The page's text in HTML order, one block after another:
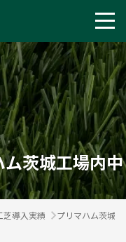
ム茨城工場内中
芝導入実績 プリマハム茨城